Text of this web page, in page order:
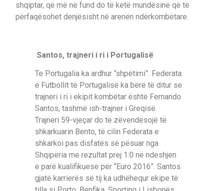
shqiptar, që më në fund do të ketë mundësinë që të
përfaqësohet denjësisht në arenën ndërkombëtare.
Santos, trajneri i ri i Portugalisë
Te Portugalia ka ardhur “shpëtimi”. Federata
e Futbollit të Portugalisë ka bërë të ditur se
trajneri i ri i ekipit kombëtar është Fernando
Santos, tashmë ish-trajner i Greqisë.
Trajneri 59-vjeçar do të zëvendësojë të
shkarkuarin Bento, të cilin Federata e
shkarkoi pas disfatës së pësuar nga
Shqipëria me rezultat prej 1:0 në ndeshjen
e parë kualifikuese për “Euro 2016”. Santos
gjatë karrierës së tij ka udhëhequr ekipe të